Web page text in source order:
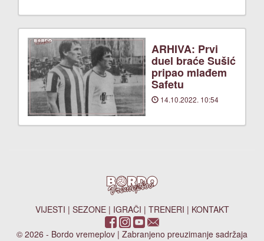
ARHIVA: Prvi
duel braće Sušić
pripao mlađem
Safetu
14.10.2022. 10:54
VIJESTI | SEZONE| IGRAČI | TRENERI | KONTAKT
© 2026 - Bordo vremeplov | Zabranjeno preuzimanje sadržaja